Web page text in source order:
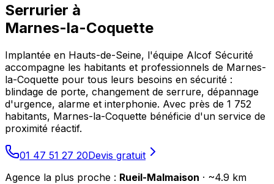
Serrurier à
Marnes-la-Coquette
Implantée en Hauts-de-Seine, l'équipe Alcof Sécurité
accompagne les habitants et professionnels de Marnes-
la-Coquette pour tous leurs besoins en sécurité :
blindage de porte, changement de serrure, dépannage
d'urgence, alarme et interphonie. Avec près de 1 752
habitants, Marnes-la-Coquette bénéficie d'un service de
proximité réactif.
01 47 51 27 20Devis gratuit
Agence la plus proche : Rueil-Malmaison · ~4.9 km